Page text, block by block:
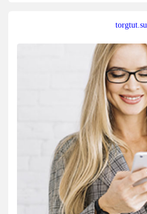
torgtut.su